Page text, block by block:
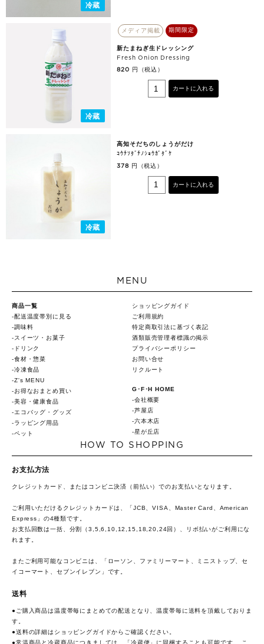
冷蔵
冷蔵
メディア掲載 期間限定
新たまねぎ生ドレッシング
Fresh Onion Dressing
820 円（税込）
カートに入れる
冷蔵
高知そだちのしょうがだけ
ｺｳﾁｿﾀﾞﾁﾉｼｮｳｶﾞﾀﾞｹ
378 円（税込）
カートに入れる
MENU
商品一覧
配送温度帯別に見る
調味料
スイーツ・お菓子
ドリンク
食材・惣菜
冷凍食品
Z's MENU
お得なおまとめ買い
美容・健康食品
エコバッグ・グッズ
ラッピング用品
ペット
ショッピングガイド
ご利用規約
特定商取引法に基づく表記
酒類販売管理者標識の掲示
プライバシーポリシー
お問い合せ
リクルート
G･F･H HOME
会社概要
芦屋店
六本木店
星が丘店
HOW TO SHOPPING
お支払方法
クレジットカード、またはコンビニ決済（前払い）でのお支払いとなります。
ご利用いただけるクレジットカードは、「JCB、VISA、Master Card、American
Express」の4種類です。
お支払回数は一括、分割（3,5,6,10,12,15,18,20,24回）、リボ払いがご利用にな
れます。
またご利用可能なコンビニは、「ローソン、ファミリーマート、ミニストップ、セ
イコーマート、セブンイレブン」です。
送料
●ご購入商品は温度帯毎にまとめての配送となり、温度帯毎に送料を頂戴しておりま
す。
●送料の詳細は ショッピングガイドからご確認ください。